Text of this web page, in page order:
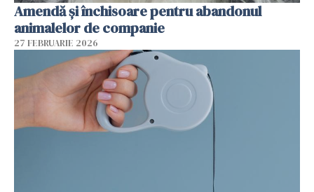
Amendă și închisoare pentru abandonul
animalelor de companie
27 FEBRUARIE 2026